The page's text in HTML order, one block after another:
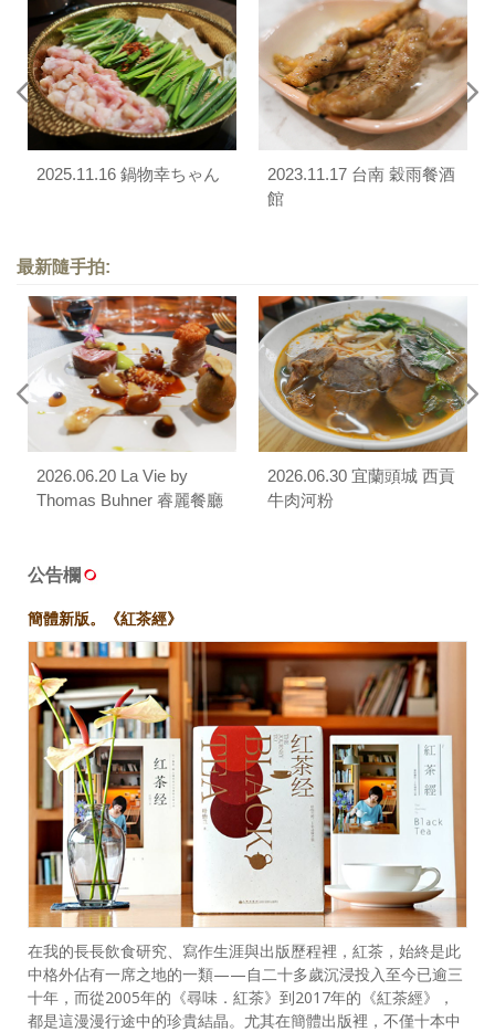
2025.11.16 鍋物幸ちゃん
2023.11.17 台南 穀雨餐酒
館
最新隨手拍:
2026.06.20 La Vie by
Thomas Buhner 睿麗餐廳
2026.06.30 宜蘭頭城 西貢
牛肉河粉
公告欄
簡體新版。《紅茶經》
在我的長長飲食研究、寫作生涯與出版歷程裡，紅茶，始終是此
中格外佔有一席之地的一類——自二十多歲沉浸投入至今已逾三
十年，而從2005年的《尋味．紅茶》到2017年的《紅茶經》，
都是這漫漫行途中的珍貴結晶。尤其在簡體出版裡，不僅十本中